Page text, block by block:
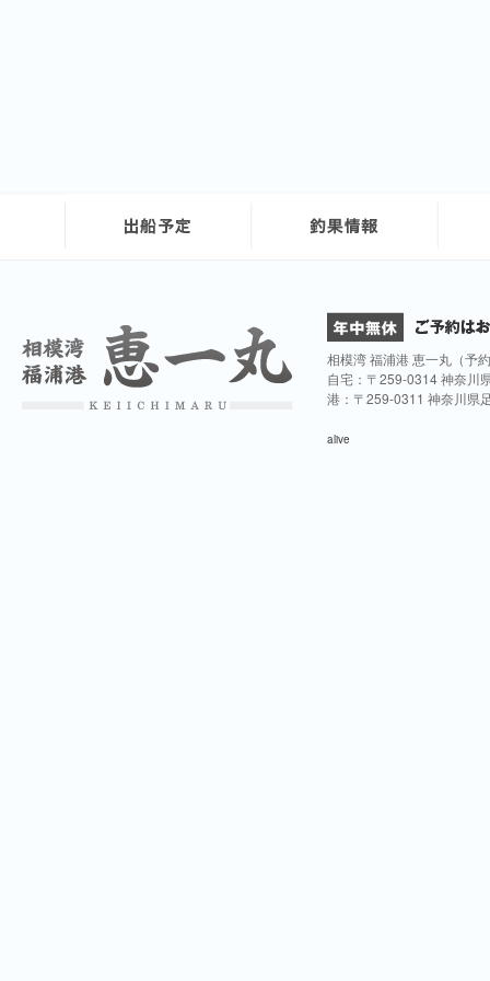
相模湾 福浦港 恵一丸（予
自宅：〒259-0314 神奈川
港：〒259-0311 神奈川県
alive